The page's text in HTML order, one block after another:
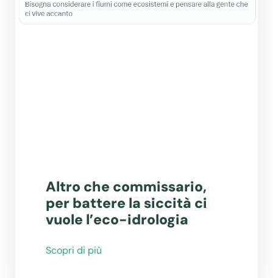
Altro che commissario,
per battere la siccità ci
vuole l’eco-idrologia
Scopri di più